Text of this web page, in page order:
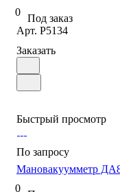
0
Под заказ
Арт. P5134
Заказать
Быстрый просмотр
По запросу
Мановакуумметр
0